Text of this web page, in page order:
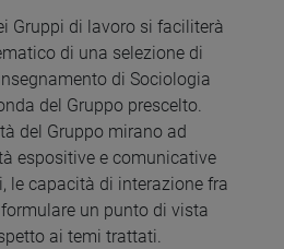
Gruppi di lavoro si faciliterà
di una selezione di
di Sociologia
del Gruppo prescelto.
del Gruppo mirano ad
espositive e comunicative
le capacità di interazione fra
un punto di vista
ai temi trattati.